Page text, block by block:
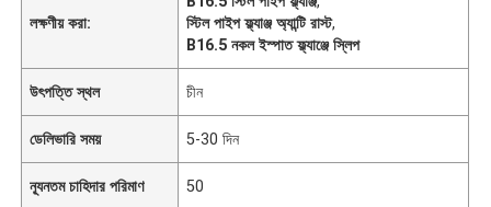
লক্ষণীয় করা:
স্টিল পাইপ ফ্ল্যাঞ্জ অ্যান্টি রাস্ট,
B16.5 নকল ইস্পাত ফ্ল্যাঞ্জে স্লিপ
উৎপত্তি স্থল চীন
ডেলিভারি সময় 5-30 দিন
ন্যূনতম চাহিদার পরিমাণ 50